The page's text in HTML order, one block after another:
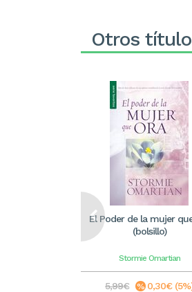
Otros
El Poder de la mujer
(bolsillo)
Stormie Omartian
5,99€ 0,30€